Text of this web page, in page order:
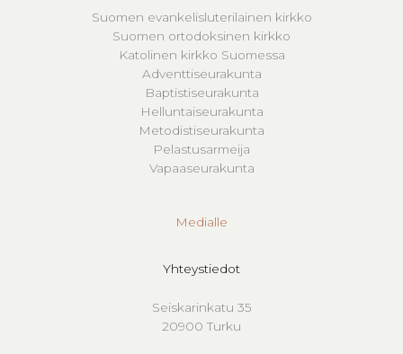
Suomen evankelisluterilainen kirkko
Suomen ortodoksinen kirkko
Katolinen kirkko Suomessa
Adventtiseurakunta
Baptistiseurakunta
Helluntaiseurakunta
Metodistiseurakunta
Pelastusarmeija
Vapaaseurakunta
Medialle
Yhteystiedot
Seiskarinkatu 35
20900 Turku